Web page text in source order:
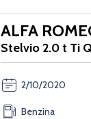
ALFA
Stelvio 2.0 t Ti
2/10/2020
Benzina